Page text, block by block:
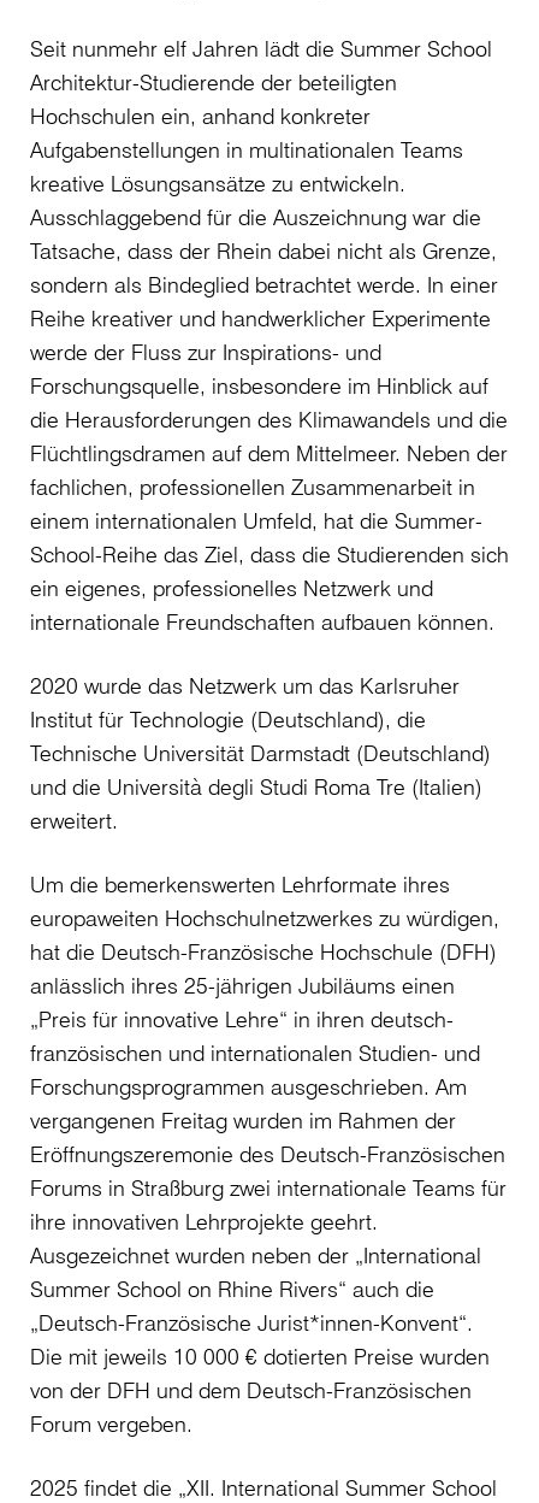
Seit nunmehr elf Jahren lädt die Summer School
Architektur-Studierende der beteiligten
Hochschulen ein, anhand konkreter
Aufgabenstellungen in multinationalen Teams
kreative Lösungsansätze zu entwickeln.
Ausschlaggebend für die Auszeichnung war die
Tatsache, dass der Rhein dabei nicht als Grenze,
sondern als Bindeglied betrachtet werde. In einer
Reihe kreativer und handwerklicher Experimente
werde der Fluss zur Inspirations- und
Forschungsquelle, insbesondere im Hinblick auf
die Herausforderungen des Klimawandels und die
Flüchtlingsdramen auf dem Mittelmeer. Neben der
fachlichen, professionellen Zusammenarbeit in
einem internationalen Umfeld, hat die Summer-
School-Reihe das Ziel, dass die Studierenden sich
ein eigenes, professionelles Netzwerk und
internationale Freundschaften aufbauen können.
2020 wurde das Netzwerk um das Karlsruher
Institut für Technologie (Deutschland), die
Technische Universität Darmstadt (Deutschland)
und die Università degli Studi Roma Tre (Italien)
erweitert.
Um die bemerkenswerten Lehrformate ihres
europaweiten Hochschulnetzwerkes zu würdigen,
hat die Deutsch-Französische Hochschule (DFH)
anlässlich ihres 25-jährigen Jubiläums einen
„Preis für innovative Lehre“ in ihren deutsch-
französischen und internationalen Studien- und
Forschungsprogrammen ausgeschrieben. Am
vergangenen Freitag wurden im Rahmen der
Eröffnungszeremonie des Deutsch-Französischen
Forums in Straßburg zwei internationale Teams für
ihre innovativen Lehrprojekte geehrt.
Ausgezeichnet wurden neben der „International
Summer School on Rhine Rivers“ auch die
„Deutsch-Französische Jurist*innen-Konvent“.
Die mit jeweils 10 000 € dotierten Preise wurden
von der DFH und dem Deutsch-Französischen
Forum vergeben.
2025 findet die „XII. International Summer School